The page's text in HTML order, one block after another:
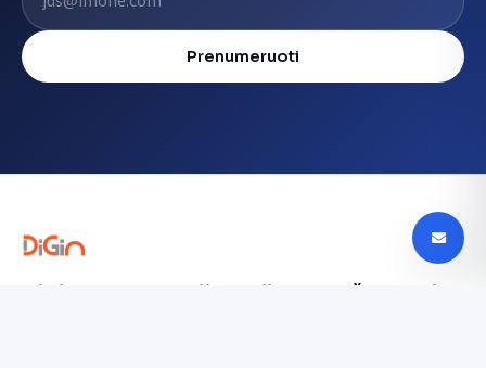
Prenumeruoti
Digin - Technologijų naujienos, apžvalgos ir